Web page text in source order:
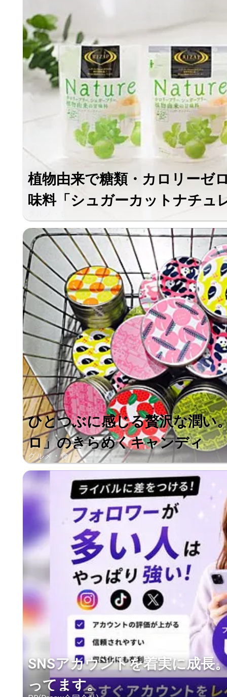
植物由来で糖類・カロリーゼ
味料「シュガーカットナチュ
ひとつぶに感じる贅沢な潤い
ロ」のきらめくキャンディ
グルメ・食
SNSアカウントを着実に成長
ってます。